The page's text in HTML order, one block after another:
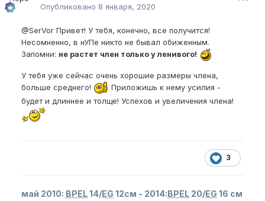
Опубликовано 8 января, 2020
@SerVor Привет! У тебя, конечно, все получится!
Несомненно, в нУПе никто не бывал обиженным.
Запомни: не растет член только у ленивого!
У тебя уже сейчас очень хорошие размеры члена,
больше среднего!
Приложишь к нему усилия -
будет и длиннее и толще! Успехов и увеличения члена!
3
май 2010: BPEL14/EG 12см - 2014:BPEL 20/EG 16 см